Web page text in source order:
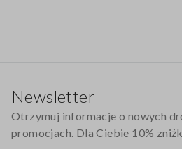
Newsletter
Otrzymuj informacje o nowych
promocjach. Dla Ciebie 10%